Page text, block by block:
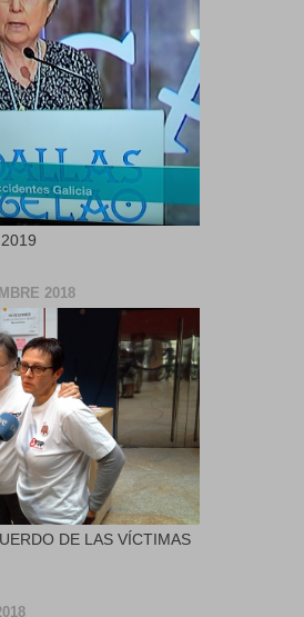
2018
DE LAS VÍCTIMAS